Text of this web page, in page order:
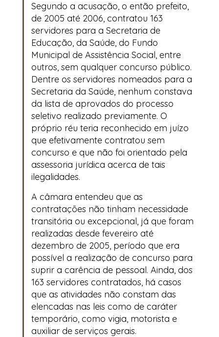
Segundo a acusação, o então prefeito,
de 2005 até 2006, contratou 163
servidores para a Secretaria de
Educação, da Saúde, do Fundo
Municipal de Assistência Social, entre
outros, sem qualquer concurso público.
Dentre os servidores nomeados para a
Secretaria da Saúde, nenhum constava
da lista de aprovados do processo
seletivo realizado previamente. O
próprio réu teria reconhecido em juízo
que efetivamente contratou sem
concurso e que não foi orientado pela
assessoria jurídica acerca de tais
ilegalidades.
A câmara entendeu que as
contratações não tinham necessidade
transitória ou excepcional, já que foram
realizadas desde fevereiro até
dezembro de 2005, período que era
possível a realização de concurso para
suprir a carência de pessoal. Ainda, dos
163 servidores contratados, há casos
que as atividades não constam das
elencadas nas leis como de caráter
temporário, como vigia, motorista e
auxiliar de serviços gerais.